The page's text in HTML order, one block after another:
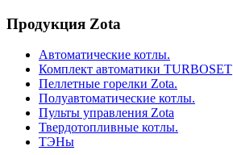
Продукция Zota
Автоматические котлы.
Комплект автоматики TURBOSET
Пеллетные горелки Zota.
Полуавтоматические котлы.
Пульты управления Zota
Твердотопливные котлы.
ТЭНы